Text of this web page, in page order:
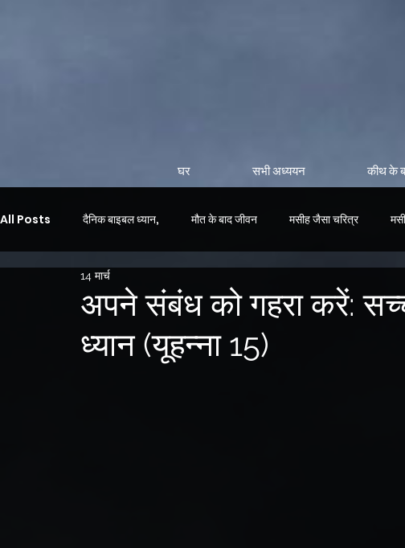
घर सभी अध्ययन कीथ के
All Posts दैनिक बाइबल ध्यान, मौत के बाद जीवन मसीह जैसा चरित्र
अपने संबंध को गहरा करें:
ध्यान (यूहन्ना 15)
14 मार्च